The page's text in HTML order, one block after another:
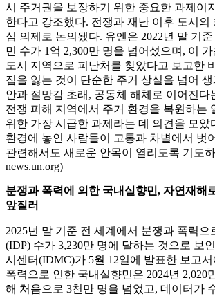
시 주거권을 보장하기 위한 중요한 과제이
한다고 강조했다. 전쟁과 재난 이후 도시의
심 의제로 논의됐다. 유엔은 2022년 말 기
민 수가 1억 2,300만 명을 넘어섰으며, 이 가
도시 지역으로 피난처를 찾았다고 보고한
집을 잃는 것이 단순한 주거 상실을 넘어
안과 절망감 초래, 공동체 해체로 이어진다
전쟁 피해 지역에서 주거 환경을 복원하는
위한 가장 시급한 과제라는 데 의견을 모았
환경에 놓인 사람들이 고통과 차별에서 벗
관련해서도 새로운 안목이 열리도록 기도
news.un.org)
분쟁과 폭력에 의한 국내실향민, 자연재해
앞질러
2025년 말 기준 전 세계에서 분쟁과 폭력으
(IDP) 수가 3,230만 명에 달하는 것으로 보
시센터(IDMC)가 5월 12일에 발표한 보고
폭력으로 인한 국내실향민은 2024년 2,020
해 처음으로 3천만 명을 넘었고, 데이터가